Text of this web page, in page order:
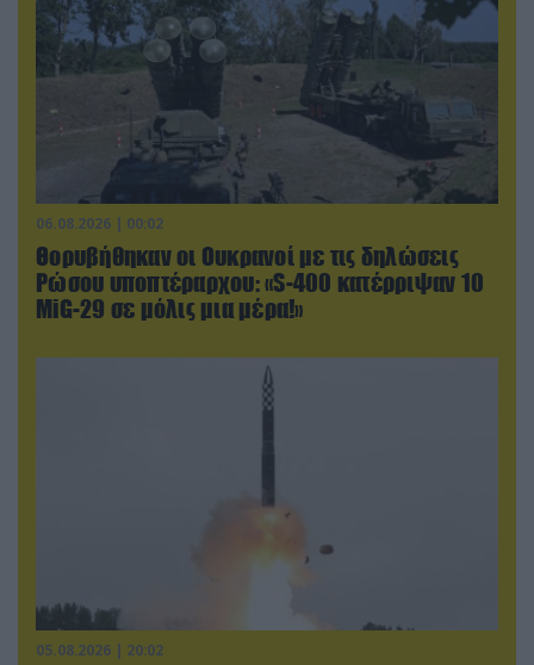
06.08.2026 | 00:02
Θορυβήθηκαν οι Ουκρανοί με τις δηλώσεις
Ρώσου υποπτέραρχου: «S-400 κατέρριψαν 10
MiG-29 σε μόλις μια μέρα!»
05.08.2026 | 20:02